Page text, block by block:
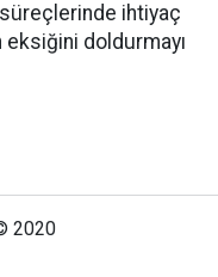
süreçlerinde ihtiyaç
doldurmayı
2020